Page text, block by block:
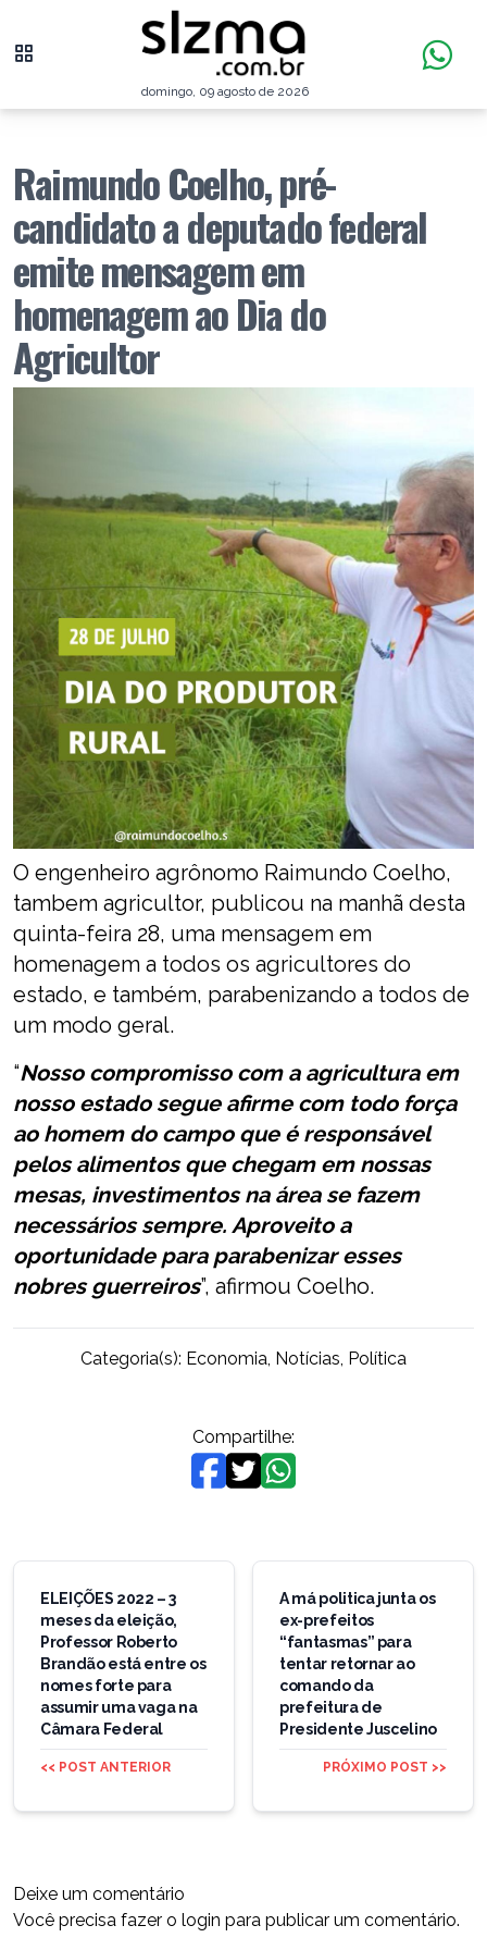
domingo, 09 agosto de 2026
Raimundo Coelho, pré-
candidato a deputado federal
emite mensagem em
homenagem ao Dia do
Agricultor
O engenheiro agrônomo Raimundo Coelho,
tambem agricultor, publicou na manhã desta
quinta-feira 28, uma mensagem em
homenagem a todos os agricultores do
estado, e também, parabenizando a todos de
um modo geral.
“Nosso compromisso com a agricultura em
nosso estado segue afirme com todo força
ao homem do campo que é responsável
pelos alimentos que chegam em nossas
mesas, investimentos na área se fazem
necessários sempre. Aproveito a
oportunidade para parabenizar esses
nobres guerreiros”, afirmou Coelho.
Categoria(s): Economia, Notícias, Política
Compartilhe:
Navegação
Post
ELEIÇÕES 2022 – 3
meses da eleição,
Professor Roberto
Brandão está entre os
nomes forte para
assumir uma vaga na
Câmara Federal
<< POST ANTERIOR
A má politica junta os
ex-prefeitos
“fantasmas” para
tentar retornar ao
comando da
prefeitura de
Presidente Juscelino
PRÓXIMO POST >>
Deixe um comentário
Você precisa fazer o login para publicar um comentário.